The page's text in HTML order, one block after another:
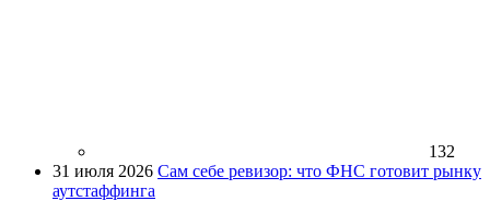
132
31 июля 2026 Сам себе ревизор: что ФНС готовит рынку
аутстаффинга